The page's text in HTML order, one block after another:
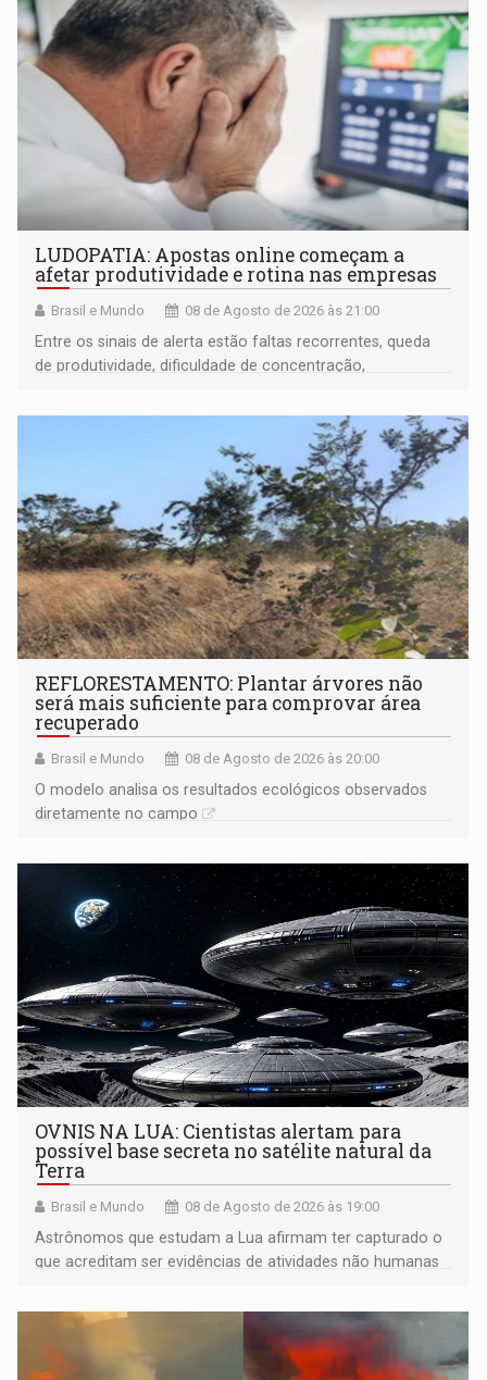
LUDOPATIA: Apostas online começam a
afetar produtividade e rotina nas empresas
Brasil e Mundo 08 de Agosto de 2026 às 21:00
Entre os sinais de alerta estão faltas recorrentes, queda
de produtividade, dificuldade de concentração,
REFLORESTAMENTO: Plantar árvores não
será mais suficiente para comprovar área
recuperado
Brasil e Mundo 08 de Agosto de 2026 às 20:00
O modelo analisa os resultados ecológicos observados
diretamente no campo
OVNIS NA LUA: Cientistas alertam para
possível base secreta no satélite natural da
Terra
Brasil e Mundo 08 de Agosto de 2026 às 19:00
Astrônomos que estudam a Lua afirmam ter capturado o
que acreditam ser evidências de atividades não humanas
órbita